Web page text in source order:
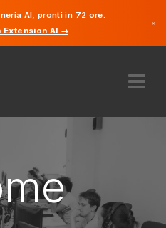
AI, pronti in 72 ore.
Extension AI →
×
Francese
Italiano